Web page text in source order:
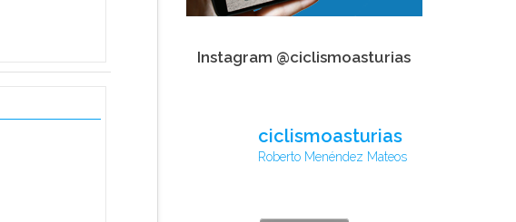
Instagram @ciclismoasturias
ciclismoasturias
Roberto Menéndez Mateos